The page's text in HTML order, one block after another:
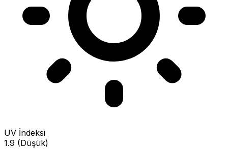
UV İndeksi
1.9 (Düşük)